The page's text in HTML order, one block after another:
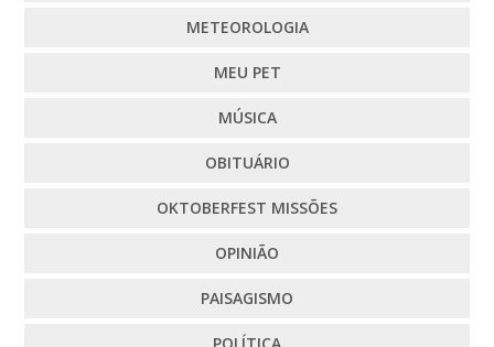
METEOROLOGIA
MEU PET
MÚSICA
OBITUÁRIO
OKTOBERFEST MISSÕES
OPINIÃO
PAISAGISMO